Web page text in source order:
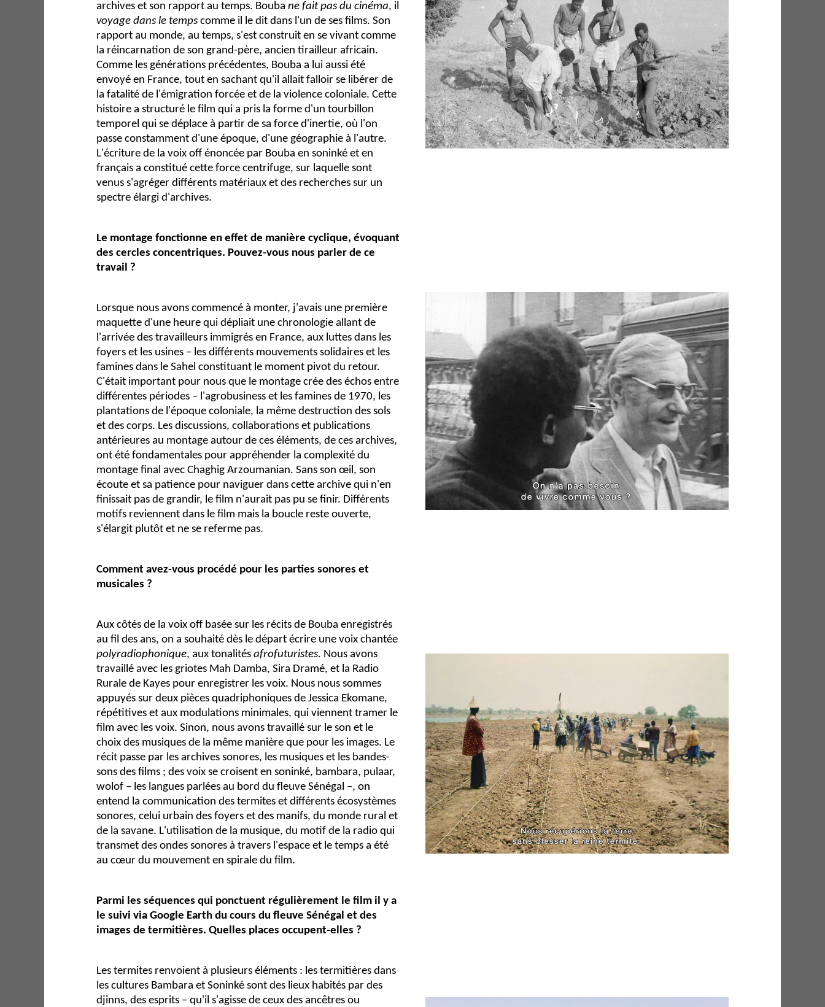
archives et son rapport au temps. Bouba ne fait pas du cinéma, il
voyage dans le temps comme il le dit dans l'un de ses films. Son
rapport au monde, au temps, s'est construit en se vivant comme
la réincarnation de son grand-père, ancien tirailleur africain.
Comme les générations précédentes, Bouba a lui aussi été
envoyé en France, tout en sachant qu'il allait falloir se libérer de
la fatalité de l'émigration forcée et de la violence coloniale. Cette
histoire a structuré le film qui a pris la forme d'un tourbillon
temporel qui se déplace à partir de sa force d'inertie, où l'on
passe constamment d'une époque, d'une géographie à l'autre.
L'écriture de la voix off énoncée par Bouba en soninké et en
français a constitué cette force centrifuge, sur laquelle sont
venus s'agréger différents matériaux et des recherches sur un
spectre élargi d'archives.
Le montage fonctionne en effet de manière cyclique, évoquant
des cercles concentriques. Pouvez-vous nous parler de ce
travail ?
Lorsque nous avons commencé à monter, j'avais une première
maquette d'une heure qui dépliait une chronologie allant de
l'arrivée des travailleurs immigrés en France, aux luttes dans les
foyers et les usines – les différents mouvements solidaires et les
famines dans le Sahel constituant le moment pivot du retour.
C'était important pour nous que le montage crée des échos entre
différentes périodes – l'agrobusiness et les famines de 1970, les
plantations de l'époque coloniale, la même destruction des sols
et des corps. Les discussions, collaborations et publications
antérieures au montage autour de ces éléments, de ces archives,
ont été fondamentales pour appréhender la complexité du
montage final avec Chaghig Arzoumanian. Sans son œil, son
écoute et sa patience pour naviguer dans cette archive qui n'en
finissait pas de grandir, le film n'aurait pas pu se finir. Différents
motifs reviennent dans le film mais la boucle reste ouverte,
s'élargit plutôt et ne se referme pas.
Comment avez-vous procédé pour les parties sonores et
musicales ?
Aux côtés de la voix off basée sur les récits de Bouba enregistrés
au fil des ans, on a souhaité dès le départ écrire une voix chantée
polyradiophonique, aux tonalités afrofuturistes. Nous avons
travaillé avec les griotes Mah Damba, Sira Dramé, et la Radio
Rurale de Kayes pour enregistrer les voix. Nous nous sommes
appuyés sur deux pièces quadriphoniques de Jessica Ekomane,
répétitives et aux modulations minimales, qui viennent tramer le
film avec les voix. Sinon, nous avons travaillé sur le son et le
choix des musiques de la même manière que pour les images. Le
récit passe par les archives sonores, les musiques et les bandes-
sons des films ; des voix se croisent en soninké, bambara, pulaar,
wolof – les langues parlées au bord du fleuve Sénégal –, on
entend la communication des termites et différents écosystèmes
sonores, celui urbain des foyers et des manifs, du monde rural et
de la savane. L'utilisation de la musique, du motif de la radio qui
transmet des ondes sonores à travers l'espace et le temps a été
au cœur du mouvement en spirale du film.
Parmi les séquences qui ponctuent régulièrement le film il y a
le suivi via Google Earth du cours du fleuve Sénégal et des
images de termitières. Quelles places occupent-elles ?
Les termites renvoient à plusieurs éléments : les termitières dans
les cultures Bambara et Soninké sont des lieux habités par des
djinns, des esprits – qu'il s'agisse de ceux des ancêtres ou